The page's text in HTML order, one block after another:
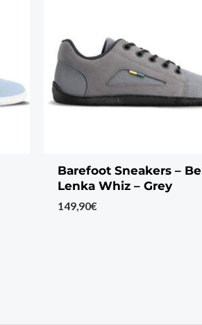
Barefoot Sneakers – Be
Lenka Whiz – Grey
149,90€